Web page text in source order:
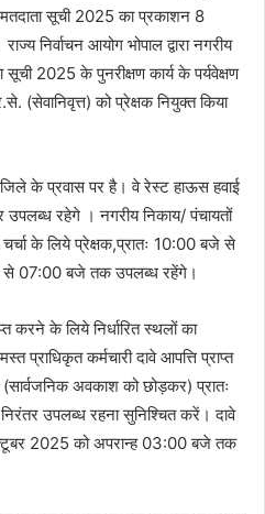
मतदाता सूची 2025 का प्रकाशन 8
निर्वाचन आयोग भोपाल द्वारा नगरीय
सूची 2025 के पुनरीक्षण कार्य के पर्यवेक्षण
(सेवानिवृत्त) को प्रेक्षक नियुक्त किया
के प्रवास पर है। वे रेस्ट हाऊस हवाई
उपलब्‍ध रहेगे । नगरीय निकाय/ पंचायतों
के लिये प्रेक्षक,प्रातः 10:00 बजे से
07:00 बजे तक उपलब्ध रहेंगे।
करने के लिये निर्धारित स्थलों का
प्राधिकृत कर्मचारी दावे आपत्ति प्राप्त
(सार्वजनिक अवकाश को छोड़कर) प्रातः
उपलब्ध रहना सुनिश्चित करें। दावे
2025 को अपरान्ह 03:00 बजे तक